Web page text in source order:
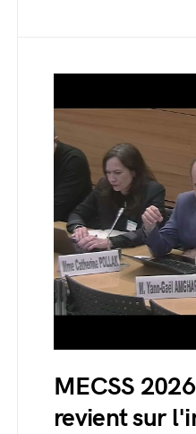
MECSS
revient sur